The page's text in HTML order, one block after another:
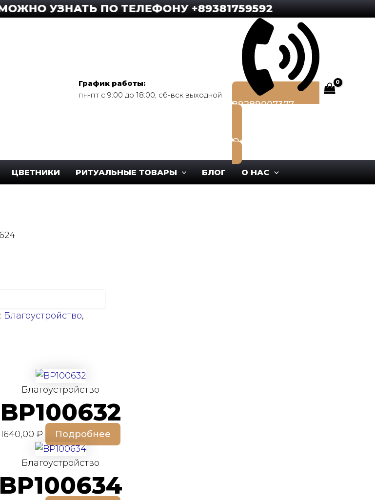
УЗНАТЬ ПО ТЕЛЕФОНУ +89381759592
График работы:
пн-пт с 9:00 до 18:00, сб-вск выходной
89289007377
Оставить заявку
ЦВЕТНИКИ РИТУАЛЬНЫЕ ТОВАРЫ БЛОГ О НАС
Благоустройство,
Благоустройство
BP100632
1640,00 ₽ Подробнее
Благоустройство
BP100634